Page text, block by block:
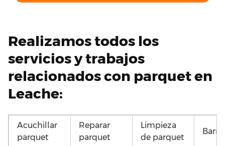
Realizamos todos los
servicios y trabajos
relacionados con parquet en
Leache:
Acuchillar
parquet
Reparar
parquet
Limpieza
de parquet